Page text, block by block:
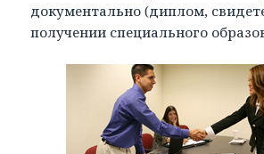
документально (диплом,
получении специального